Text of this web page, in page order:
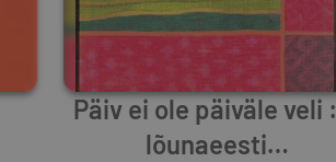
Päiv ei ole päiväle veli :
lõunaeesti